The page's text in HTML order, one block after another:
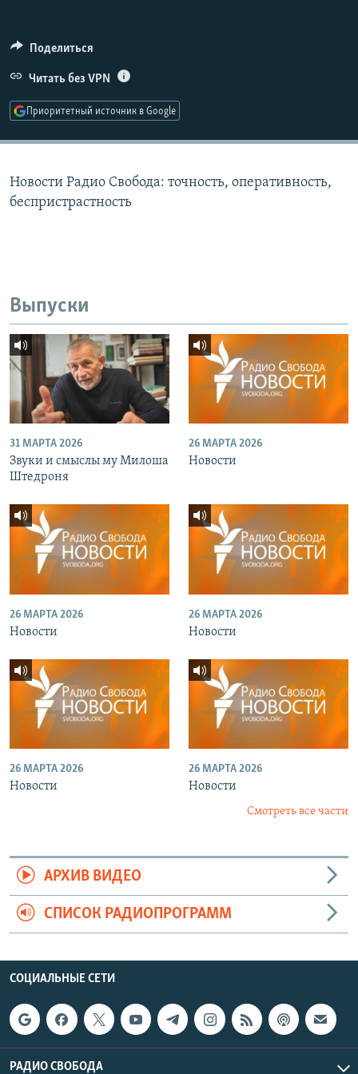
ПОДПИШИТЕСЬ НА РАССЫЛКУ
СОЦИАЛЬНЫЕ СЕТИ
Поделиться
Читать без VPN
Приоритетный источник в Google
Новости Радио Свобода: точность, оперативность,
беспристрастность
Выпуски
31 МАРТА 2026
Звуки и смыслы му Милоша
Штедроня
26 МАРТА 2026
Новости
26 МАРТА 2026
Новости
26 МАРТА 2026
Новости
26 МАРТА 2026
Новости
26 МАРТА 2026
Новости
Смотреть все части
АРХИВ ВИДЕО
СПИСОК РАДИОПРОГРАММ
СОЦИАЛЬНЫЕ СЕТИ
РАДИО СВОБОДА